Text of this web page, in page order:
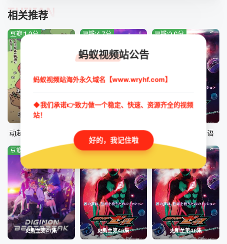
相关推荐
TUIJIAN
更新至第43集
豆瓣:1.0分
动起来！从前有只猫
豆瓣:4.7分
数码兽 BEATBREAK
豆瓣:0.0分
假面骑士ZZZ国语
更新至第41集
豆瓣:2.0分
更新至第46集
豆瓣:3.0分
更新至第46集
豆瓣:4.0分
蚂蚁视频站公告
蚂蚁视频站海外永久域名【www.wryhf.com】
◆我们承诺👉致力做一个稳定、快速、资源齐全的视频
站！
好的，我记住啦